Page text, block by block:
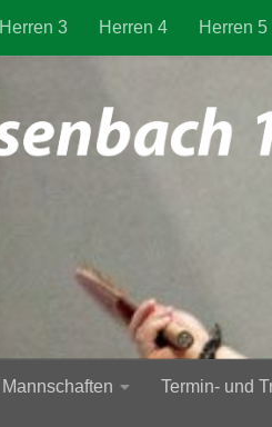
Herren 3 Herren 4 Herren 5
Mannschaften Termin- und